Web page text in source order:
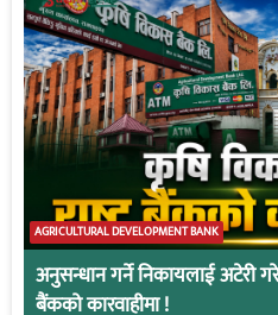
AGRICULTURAL DEVELOPMENT BANK
अनुसन्धान गर्ने निकायलाई अटेरी
बैंकको कारवाहीमा !